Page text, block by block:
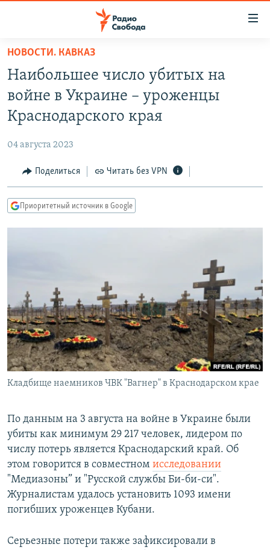
упрощенного
доступа
Вернуться
основному
Вернутся
Вернутся
ПРОГРАММЫ
АВТОРСКИЕ ПРОЕКТЫ
МНЕНИЯ
КУЛЬТУРА
КАВКАЗ.РЕАЛИИ
РАСПИСАНИЕ ВЕЩАНИЯ
ПОДПИШИТЕСЬ НА РАССЫЛКУ
СОЦИАЛЬНЫЕ СЕТИ
Все сайты РСЕ/РС
НОВОСТИ. КАВКАЗ
Наибольшее число убитых на
войне в Украине – уроженцы
Краснодарского края
04 августа 2023
Поделиться Читать без VPN
Приоритетный источник в Google
Кладбище наемников ЧВК "Вагнер" в Краснодарском крае
По данным на 3 августа на войне в Украине были
убиты как минимум 29 217 человек, лидером по
числу потерь является Краснодарский край. Об
этом говорится в совместном исследовании
"Медиазоны” и "Русской службы Би-би-си".
Журналистам удалось установить 1093 имени
погибших уроженцев Кубани.
Серьезные потери также зафиксировали в